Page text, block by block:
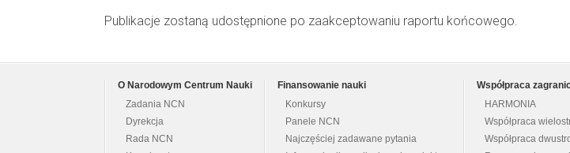
Publikacje zostaną udostępnione po zaakceptowaniu raportu końcowego.
O Narodowym Centrum Nauki
Zadania NCN
Dyrekcja
Rada NCN
Finansowanie nauki
Konkursy
Panele NCN
Najczęściej zadawane pytania
Współpraca
HARMONIA
Współpraca
Współpraca